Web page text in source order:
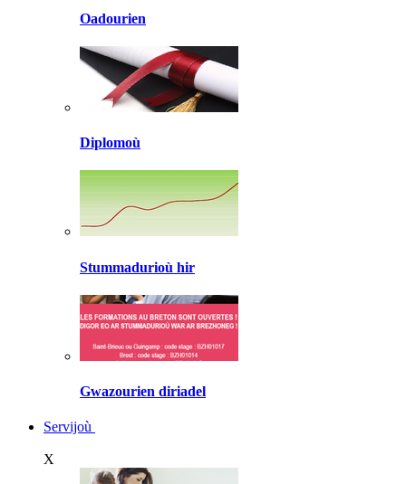
Oadourien
Diplomoù
Stummadurioù hir
Gwazourien diriadel
Servijoù
X